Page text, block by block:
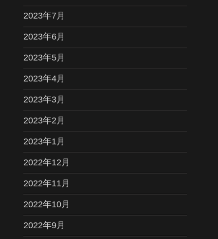
2023年7月
2023年6月
2023年5月
2023年4月
2023年3月
2023年2月
2023年1月
2022年12月
2022年11月
2022年10月
2022年9月